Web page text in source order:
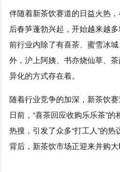
伴随着新茶饮赛道的日益火热
后春笋蓬勃兴起，开始越来越
前行业内除了有喜茶、蜜雪冰
外，沪上阿姨、书亦烧仙草、
异化的方式存在着。
随着行业竞争的加深，新茶饮赛
日前，“喜茶回应收购乐乐茶”
热搜，引发了众多“打工人”的
背后，新茶饮市场正迎来并购大